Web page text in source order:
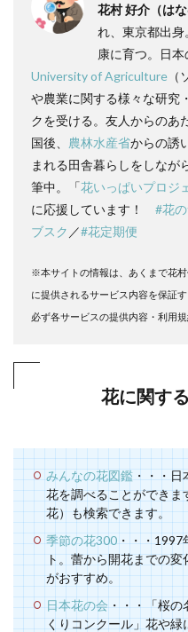
花村 好介（はな
れ、東京都出
康に育つ。日本
University of Agriculture
や農業に関する様々な研究
クを受ける。友人からのあ
国後、 農林水産省からの誘
まれる田舎暮らしをしなが
筆中。「花いっぱいプロジ
に応援しています！ #花
ブスク ／#花定期便
※本サイトの情報は、あくまで花
に提供されるサービス内容を保証
必ず各サービスの提供内容・利用
花に関す
みんなの花図鑑 ・・・
花を調べることができ
花）も検索できます。
季節の花300・・・1997
ト。蕾から開花までの
がおすすめ。
日本花の会・・・「桜の
くりコンクール」花や